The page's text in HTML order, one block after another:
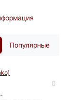
Популярные
0